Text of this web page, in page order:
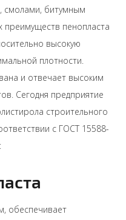
смолами, битумным
пенопласта
высокую
плотности.
и отвечает высоким
Сегодня предприятие
строительного
с ГОСТ 15588-
обеспечивает